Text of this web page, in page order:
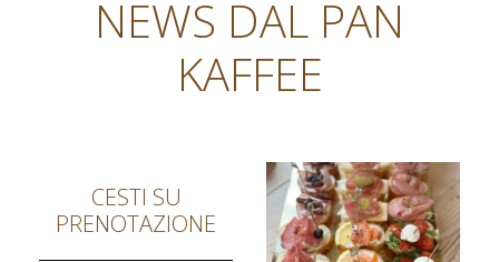
NEWS DAL PAN
KAFFEE
CESTI SU
PRENOTAZIONE